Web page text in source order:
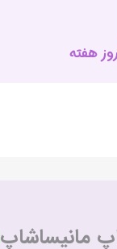
مانیساشاپ